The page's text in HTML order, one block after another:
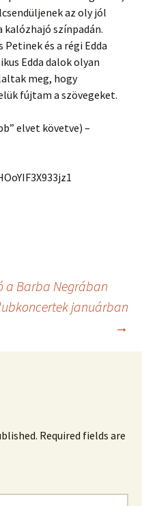
az oly jól
színpadán.
és a régi Edda
Edda dalok olyan
meg, hogy
fújtam a szövegeket.
elvet követve) –
Barba Negrában
januárban
→
Required fields are